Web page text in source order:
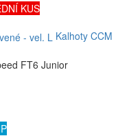
KUS
Kalhoty CCM
FT6 Junior